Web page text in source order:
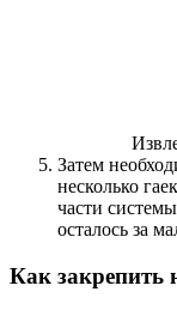
Затем
несколько
части
осталось за
Как закрепить